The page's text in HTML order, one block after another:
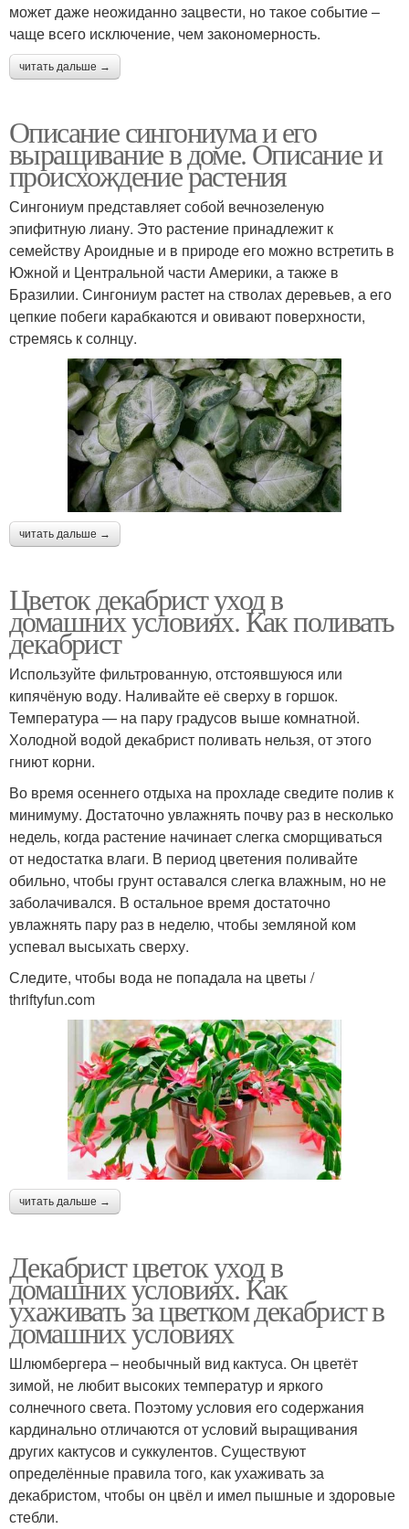
может даже неожиданно зацвести, но такое событие –
чаще всего исключение, чем закономерность.
читать дальше →
Описание сингониума и его
выращивание в доме. Описание и
происхождение растения
Сингониум представляет собой вечнозеленую
эпифитную лиану. Это растение принадлежит к
семейству Ароидные и в природе его можно встретить в
Южной и Центральной части Америки, а также в
Бразилии. Сингониум растет на стволах деревьев, а его
цепкие побеги карабкаются и овивают поверхности,
стремясь к солнцу.
читать дальше →
Цветок декабрист уход в
домашних условиях. Как поливать
декабрист
Используйте фильтрованную, отстоявшуюся или
кипячёную воду. Наливайте её сверху в горшок.
Температура — на пару градусов выше комнатной.
Холодной водой декабрист поливать нельзя, от этого
гниют корни.
Во время осеннего отдыха на прохладе сведите полив к
минимуму. Достаточно увлажнять почву раз в несколько
недель, когда растение начинает слегка сморщиваться
от недостатка влаги. В период цветения поливайте
обильно, чтобы грунт оставался слегка влажным, но не
заболачивался. В остальное время достаточно
увлажнять пару раз в неделю, чтобы земляной ком
успевал высыхать сверху.
Следите, чтобы вода не попадала на цветы /
thriftyfun.com
читать дальше →
Декабрист цветок уход в
домашних условиях. Как
ухаживать за цветком декабрист в
домашних условиях
Шлюмбергера – необычный вид кактуса. Он цветёт
зимой, не любит высоких температур и яркого
солнечного света. Поэтому условия его содержания
кардинально отличаются от условий выращивания
других кактусов и суккулентов. Существуют
определённые правила того, как ухаживать за
декабристом, чтобы он цвёл и имел пышные и здоровые
стебли.